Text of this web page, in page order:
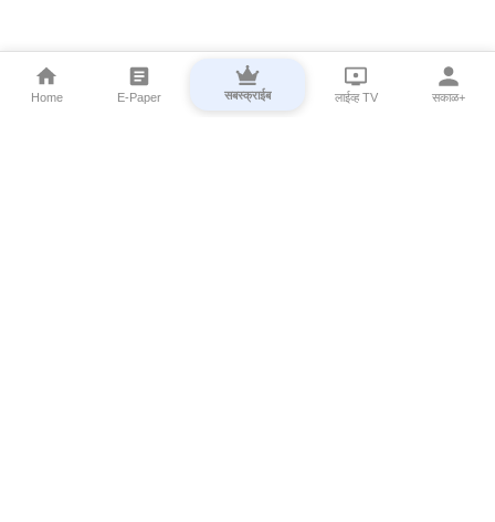
Home E-Paper सबस्क्राईब लाईव्ह TV सकाळ+